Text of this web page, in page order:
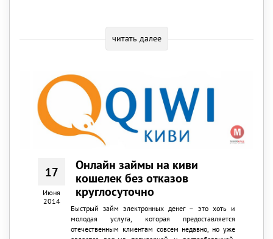
читать далее
17
Июня
2014
Онлайн займы на киви
кошелек без отказов
круглосуточно
Быстрый займ электронных денег – это хоть и
молодая услуга, которая предоставляется
отечественным клиентам совсем недавно, но уже